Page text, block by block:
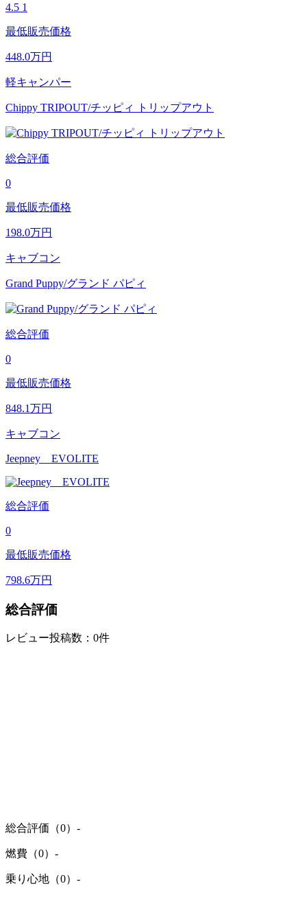
4.5 1
最低販売価格
448.0万円
軽キャンパー
Chippy TRIPOUT/チッピィ トリップアウト
総合評価
0
最低販売価格
198.0万円
キャブコン
Grand Puppy/グランド パピィ
総合評価
0
最低販売価格
848.1万円
キャブコン
Jeepney EVOLITE
総合評価
0
最低販売価格
798.6万円
総合評価
レビュー投稿数：0件
総合評価（0） -
燃費（0） -
乗り心地（0） -